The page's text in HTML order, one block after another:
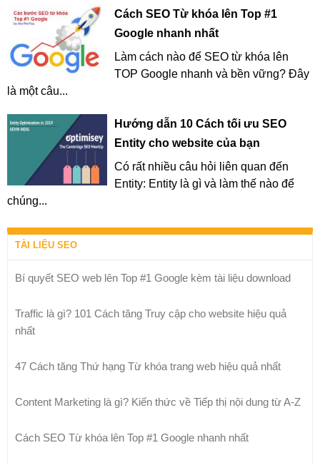
Cách SEO Từ khóa lên Top #1
Google nhanh nhất
Làm cách nào để SEO từ khóa lên
TOP Google nhanh và bền vững? Đây
là một câu...
Hướng dẫn 10 Cách tối ưu SEO
Entity cho website của bạn
Có rất nhiều câu hỏi liên quan đến
Entity: Entity là gì và làm thế nào để
chúng...
TÀI LIỆU SEO
Bí quyết SEO web lên Top #1 Google kèm tài liệu download
Traffic là gì? 101 Cách tăng Truy cập cho website hiệu quả
nhất
47 Cách tăng Thứ hạng Từ khóa trang web hiệu quả nhất
Content Marketing là gì? Kiến thức về Tiếp thị nội dung từ A-Z
Cách SEO Từ khóa lên Top #1 Google nhanh nhất